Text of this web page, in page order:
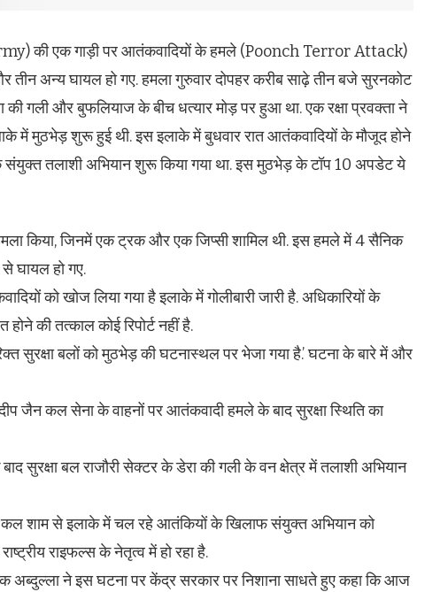
की एक गाड़ी पर आतंकवादियों के हमले (Poonch Terror Attack)
अन्य घायल हो गए. हमला गुरुवार दोपहर करीब साढ़े तीन बजे सुरनकोट
गली और बुफलियाज के बीच धत्यार मोड़ पर हुआ था. एक रक्षा प्रवक्ता ने
में मुठभेड़ शुरू हुई थी. इस इलाके में बुधवार रात आतंकवादियों के मौजूद होने
संयुक्त तलाशी अभियान शुरू किया गया था. इस मुठभेड़ के टॉप 10 अपडेट ये
किया, जिनमें एक ट्रक और एक जिप्सी शामिल थी. इस हमले में 4 सैनिक
घायल हो गए.
को खोज लिया गया है इलाके में गोलीबारी जारी है. अधिकारियों के
की तत्काल कोई रिपोर्ट नहीं है.
सुरक्षा बलों को मुठभेड़ की घटनास्थल पर भेजा गया है.’ घटना के बारे में और
जैन कल सेना के वाहनों पर आतंकवादी हमले के बाद सुरक्षा स्थिति का
सुरक्षा बल राजौरी सेक्टर के डेरा की गली के वन क्षेत्र में तलाशी अभियान
कल शाम से इलाके में चल रहे आतंकियों के खिलाफ संयुक्त अभियान को
राइफल्स के नेतृत्व में हो रहा है.
ने इस घटना पर केंद्र सरकार पर निशाना साधते हुए कहा कि आज